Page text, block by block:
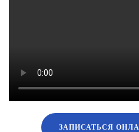
ЗАПИСАТЬСЯ